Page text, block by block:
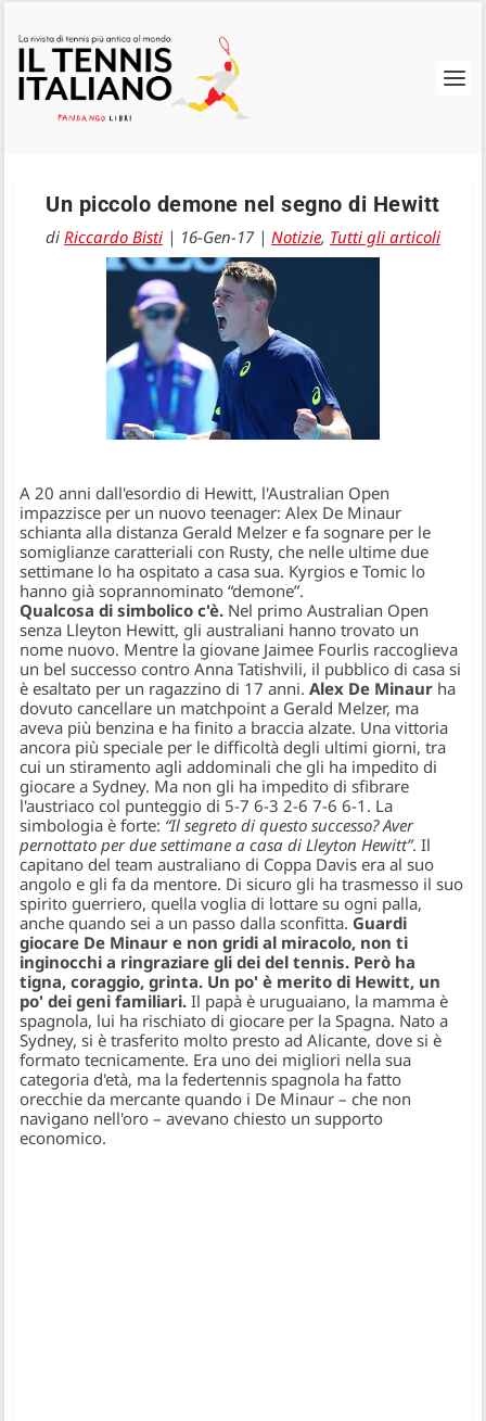
Un piccolo demone nel segno di Hewitt
di Riccardo Bisti | 16-Gen-17| Notizie, Tutti gli articoli
A 20 anni dall'esordio di Hewitt, l'Australian Open
impazzisce per un nuovo teenager: Alex De Minaur
schianta alla distanza Gerald Melzer e fa sognare per le
somiglianze caratteriali con Rusty, che nelle ultime due
settimane lo ha ospitato a casa sua. Kyrgios e Tomic lo
hanno già soprannominato “demone”.
Qualcosa di simbolico c'è. Nel primo Australian Open
senza Lleyton Hewitt, gli australiani hanno trovato un
nome nuovo. Mentre la giovane Jaimee Fourlis raccoglieva
un bel successo contro Anna Tatishvili, il pubblico di casa si
è esaltato per un ragazzino di 17 anni.Alex De Minaur ha
dovuto cancellare un matchpoint a Gerald Melzer, ma
aveva più benzina e ha finito a braccia alzate. Una vittoria
ancora più speciale per le difficoltà degli ultimi giorni, tra
cui un stiramento agli addominali che gli ha impedito di
giocare a Sydney. Ma non gli ha impedito di sfibrare
l'austriaco col punteggio di 5-7 6-3 2-6 7-6 6-1. La
simbologia è forte: “Il segreto di questo successo? Aver
pernottato per due settimane a casa di Lleyton Hewitt”. Il
capitano del team australiano di Coppa Davis era al suo
angolo e gli fa da mentore. Di sicuro gli ha trasmesso il suo
spirito guerriero, quella voglia di lottare su ogni palla,
anche quando sei a un passo dalla sconfitta. Guardi
giocare De Minaur e non gridi al miracolo, non ti
inginocchi a ringraziare gli dei del tennis. Però ha
tigna, coraggio, grinta. Un po' è merito di Hewitt, un
po' dei geni familiari. Il papà è uruguaiano, la mamma è
spagnola, lui ha rischiato di giocare per la Spagna. Nato a
Sydney, si è trasferito molto presto ad Alicante, dove si è
formato tecnicamente. Era uno dei migliori nella sua
categoria d'età, ma la federtennis spagnola ha fatto
orecchie da mercante quando i De Minaur – che non
navigano nell'oro – avevano chiesto un supporto
economico.